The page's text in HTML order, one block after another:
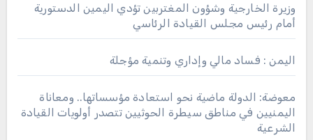
وزيرة الخارجية وشؤون المغتربين تؤدي اليمين الدستورية
أمام رئيس مجلس القيادة الرئاسي
اليمن : فساد مالي وإداري وتنمية مؤجلة
معوضة: الدولة ماضية نحو استعادة مؤسساتها.. ومعاناة
اليمنيين في مناطق سيطرة الحوثيين تتصدر أولويات القيادة
الشرعية